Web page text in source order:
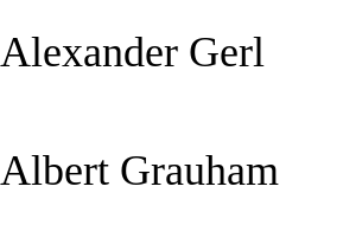
Alexander Gerl
Albert Grauham